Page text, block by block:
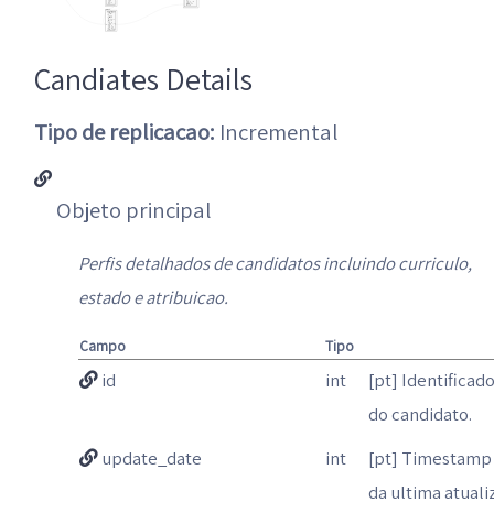
Candiates Details
Tipo de replicacao: Incremental
Objeto principal
Perfis detalhados de candidatos incluindo curriculo,
estado e atribuicao.
Campo Tipo
id int
[pt]
do candidato.
update_date
int
[pt]
da ultima